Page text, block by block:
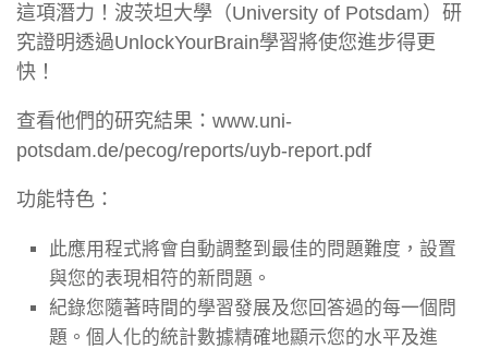
這項潛力！波茨坦大學（University of Potsdam）研
究證明透過UnlockYourBrain學習將使您進步得更
快！
查看他們的研究結果：www.uni-
potsdam.de/pecog/reports/uyb-report.pdf
功能特色：
此應用程式將會自動調整到最佳的問題難度，設置
與您的表現相符的新問題。
紀錄您隨著時間的學習發展及您回答過的每一個問
題。個人化的統計數據精確地顯示您的水平及進